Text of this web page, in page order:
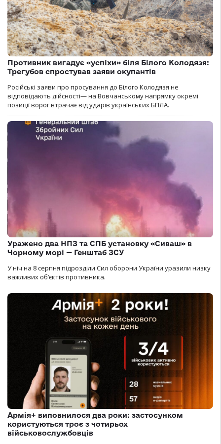
Противник вигадує «успіхи» біля Білого Колодязя:
Трегубов спростував заяви окупантів
Російські заяви про просування до Білого Колодязя не
відповідають дійсності— на Вовчанському напрямку окремі
позиції ворог втрачає від ударів українських БПЛА.
Уражено два НПЗ та СПБ установку «Сиваш» в
Чорному морі — Генштаб ЗСУ
У ніч на 8 серпня підрозділи Сил оборони України уразили низку
важливих об’єктів противника.
Армія+ виповнилося два роки: застосунком
користуються троє з чотирьох
військовослужбовців